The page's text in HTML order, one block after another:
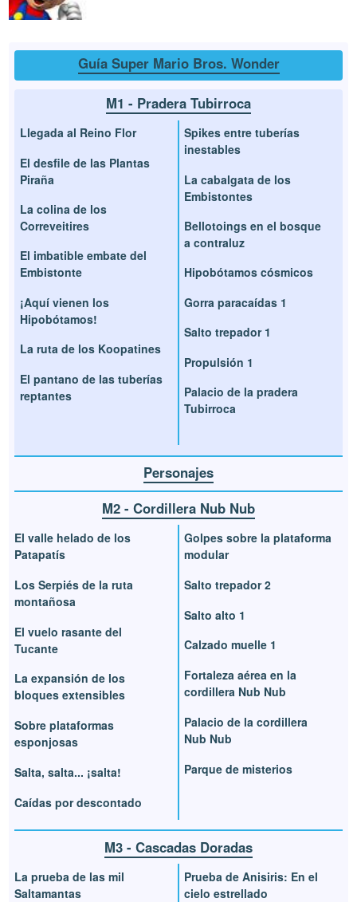
Guía Super Mario Bros. Wonder
M1 - Pradera Tubirroca
Llegada al Reino Flor
El desfile de las Plantas
Piraña
La colina de los
Correveitires
El imbatible embate del
Embistonte
¡Aquí vienen los
Hipobótamos!
La ruta de los Koopatines
El pantano de las tuberías
reptantes
Spikes entre tuberías
inestables
La cabalgata de los
Embistontes
Bellotoings en el bosque
a contraluz
Hipobótamos cósmicos
Gorra paracaídas 1
Salto trepador 1
Propulsión 1
Palacio de la pradera
Tubirroca
Personajes
M2 - Cordillera Nub Nub
El valle helado de los
Patapatís
Los Serpiés de la ruta
montañosa
El vuelo rasante del
Tucante
La expansión de los
bloques extensibles
Sobre plataformas
esponjosas
Salta, salta... ¡salta!
Caídas por descontado
Golpes sobre la plataforma
modular
Salto trepador 2
Salto alto 1
Calzado muelle 1
Fortaleza aérea en la
cordillera Nub Nub
Palacio de la cordillera
Nub Nub
Parque de misterios
M3 - Cascadas Doradas
La prueba de las mil
Saltamantas
Prueba de Anisiris: En el
cielo estrellado